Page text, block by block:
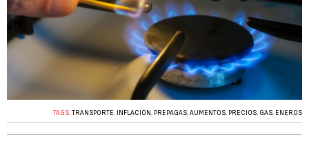
TAGS:TRANSPORTE, INFLACIÓN, PREPAGAS,AUMENTOS, PRECIOS, GAS, ENEROS